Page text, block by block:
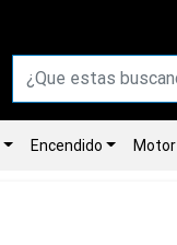
Encendido Motor